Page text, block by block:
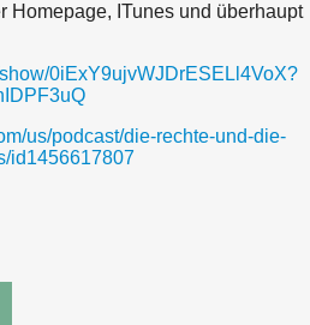
Homepage, ITunes und überhaupt
0iExY9ujvWJDrESELl4VoX?
us/podcast/die-rechte-und-die-
id1456617807